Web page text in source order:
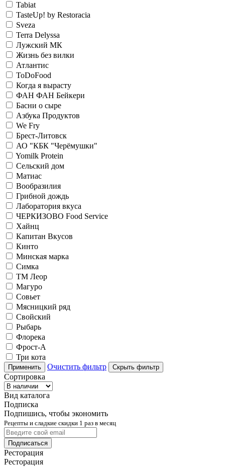
Tabiat
TasteUp! by Restoracia
Sveza
Terra Delyssa
Лужский МК
Жизнь без вилки
Атлантис
ToDoFood
Когда я вырасту
ФАН ФАН Бейкери
Басни о сыре
Азбука Продуктов
We Fry
Брест-Литовск
АО "КБК "Черёмушки"
Yomilk Protein
Сельский дом
Матиас
Вообразилия
Грибной дождь
Лаборатория вкуса
ЧЕРКИЗОВО Food Service
Хайнц
Капитан Вкусов
Кинто
Минская марка
Симка
ТМ Леор
Магуро
Совьет
Мясницкий ряд
Свойский
Рыбарь
Флорека
Фрост-А
Три кота
Применить Очистить фильтр Скрыть фильтр
Сортировка
Вид каталога
Подписка
Подпишись, чтобы экономить
Рецепты и сладкие скидки 1 раз в месяц
Подписаться
Ресторация
Ресторация